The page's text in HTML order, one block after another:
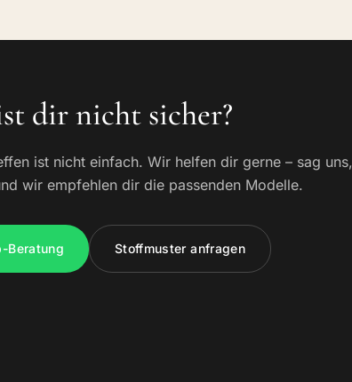
dir nicht sicher?
ist nicht einfach. Wir helfen dir gerne – sag uns,
wir empfehlen dir die passenden Modelle.
Beratung Stoffmuster anfragen